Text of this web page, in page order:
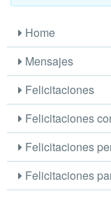
Home
Mensajes
Felicitaciones
Felicitaciones
Felicitaciones
Felicitaciones